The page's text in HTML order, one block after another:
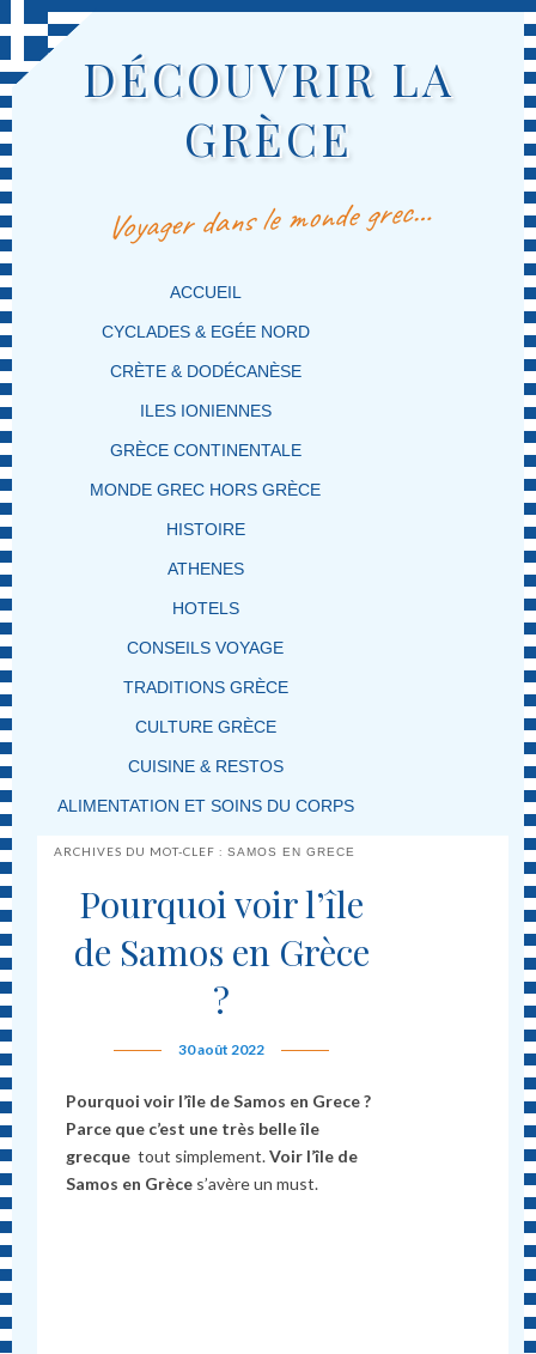
DÉCOUVRIR LA
GRÈCE
Voyager dans le monde grec…
MENU PRINCIPAL
MASQUER LA NAVIGATION PRINCIPALE
MASQUER LA NAVIGATION SECONDAIRE
ACCUEIL
CYCLADES & EGÉE NORD
CRÈTE & DODÉCANÈSE
ILES IONIENNES
GRÈCE CONTINENTALE
MONDE GREC HORS GRÈCE
HISTOIRE
ATHENES
HOTELS
CONSEILS VOYAGE
TRADITIONS GRÈCE
CULTURE GRÈCE
CUISINE & RESTOS
ALIMENTATION ET SOINS DU CORPS
ARCHIVES DU MOT-CLEF :SAMOS EN GRECE
Pourquoi voir l’île
de Samos en Grèce
?
30 août 2022
Pourquoi voir l’île de Samos en Grece ?
Parce que c’est une très belle île
grecque tout simplement.Voir l’île de
Samos en Grèce s’avère un must.